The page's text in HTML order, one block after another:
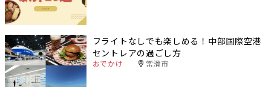
フライトなしでも楽しめる！中部国際空港
セントレアの過ごし方
おでかけ 常滑市